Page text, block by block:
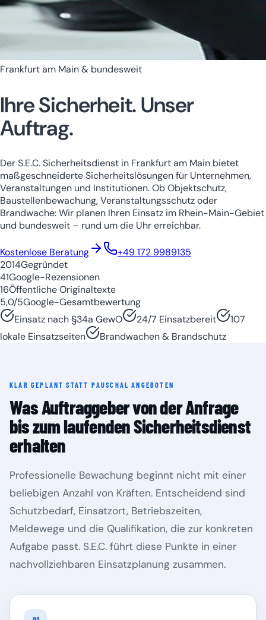
Hessen
Frankfurt am Main & bundesweit
Ihre Sicherheit.Unser
Auftrag.
Der S.E.C. Sicherheitsdienst in Frankfurt am Main bietet
maßgeschneiderte Sicherheitslösungen für Unternehmen,
Veranstaltungen und Institutionen. Ob Objektschutz,
Baustellenbewachung, Veranstaltungsschutz oder
Brandwache: Wir planen Ihren Einsatz im Rhein-Main-Gebiet
und bundesweit – rund um die Uhr erreichbar.
Kostenlose Beratung
+49 172 9989135
2014Gegründet
41Google-Rezensionen
16Öffentliche Originaltexte
5,0/5Google-Gesamtbewertung
Einsatz nach §34a GewO
24/7 Einsatzbereit
107
lokale Einsatzseiten
Brandwachen & Brandschutz
KLAR GEPLANT STATT PAUSCHAL ANGEBOTEN
Was Auftraggeber von der Anfrage
bis zum laufenden Sicherheitsdienst
erhalten
Professionelle Bewachung beginnt nicht mit einer
beliebigen Anzahl von Kräften. Entscheidend sind
Schutzbedarf, Einsatzort, Betriebszeiten,
Meldewege und die Qualifikation, die zur konkreten
Aufgabe passt. S.E.C. führt diese Punkte in einer
nachvollziehbaren Einsatzplanung zusammen.